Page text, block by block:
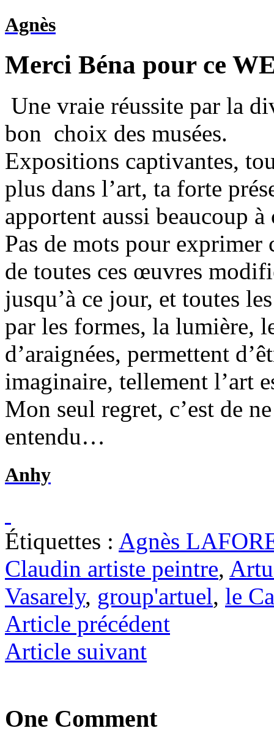
Agnès
Merci Béna pour ce
Une vraie réussite par la
bon choix des musées.
Expositions captivantes,
plus dans l’art, ta forte
apportent aussi beaucoup à
Pas de mots pour exprimer
de toutes ces œuvres
jusqu’à ce jour, et toutes
par les formes, la lumière,
d’araignées, permettent
imaginaire, tellement l’art
Mon seul regret, c’est de
entendu…
Anhy
Étiquettes : Agnès
Claudin artiste peintre,
Vasarely, group'artuel, le
Article précédent
Article suivant
One Comment